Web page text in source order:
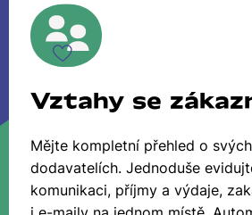
Vztahy se
Mějte kompletní přehled o
dodavatelích. Jednoduše
komunikaci, příjmy a výdaje,